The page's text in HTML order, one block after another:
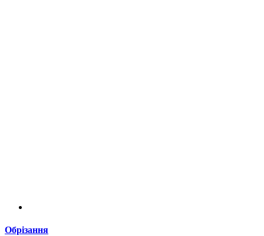
Обрізання